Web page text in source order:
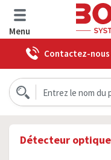
Menu
Contactez-nous
Détecteur